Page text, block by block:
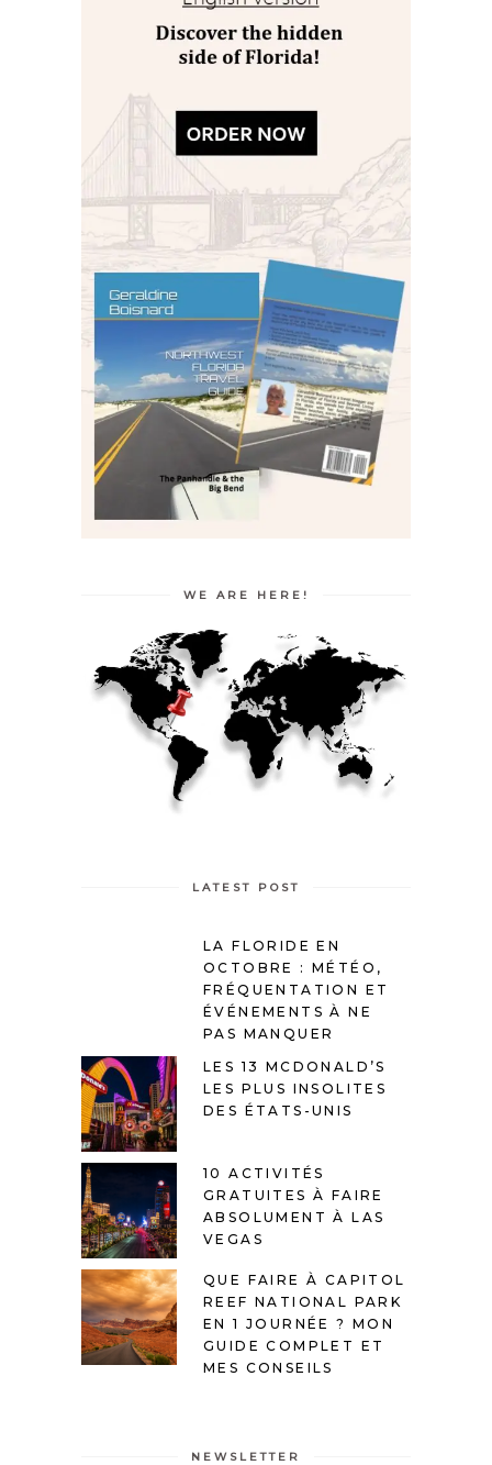
WE ARE HERE!
LATEST POST
LA FLORIDE EN
OCTOBRE : MÉTÉO,
FRÉQUENTATION ET
ÉVÉNEMENTS À NE
PAS MANQUER
LES 13 MCDONALD’S
LES PLUS INSOLITES
DES ÉTATS-UNIS
10 ACTIVITÉS
GRATUITES À FAIRE
ABSOLUMENT À LAS
VEGAS
QUE FAIRE À CAPITOL
REEF NATIONAL PARK
EN 1 JOURNÉE ? MON
GUIDE COMPLET ET
MES CONSEILS
NEWSLETTER